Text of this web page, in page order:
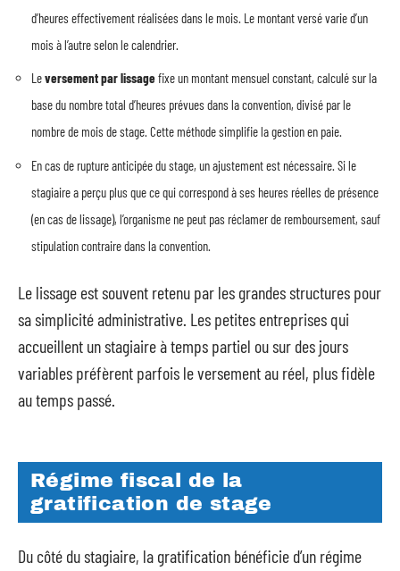
d’heures effectivement réalisées dans le mois. Le montant versé varie d’un
mois à l’autre selon le calendrier.
Leversement par lissagefixe un montant mensuel constant, calculé sur la
base du nombre total d’heures prévues dans la convention, divisé par le
nombre de mois de stage. Cette méthode simplifie la gestion en paie.
En cas de rupture anticipée du stage, un ajustement est nécessaire. Si le
stagiaire a perçu plus que ce qui correspond à ses heures réelles de présence
(en cas de lissage), l’organisme ne peut pas réclamer de remboursement, sauf
stipulation contraire dans la convention.
Le lissage est souvent retenu par les grandes structures pour
sa simplicité administrative. Les petites entreprises qui
accueillent un stagiaire à temps partiel ou sur des jours
variables préfèrent parfois le versement au réel, plus fidèle
au temps passé.
Régime fiscal de la
gratification de stage
Du côté du stagiaire, la gratification bénéficie d’un régime